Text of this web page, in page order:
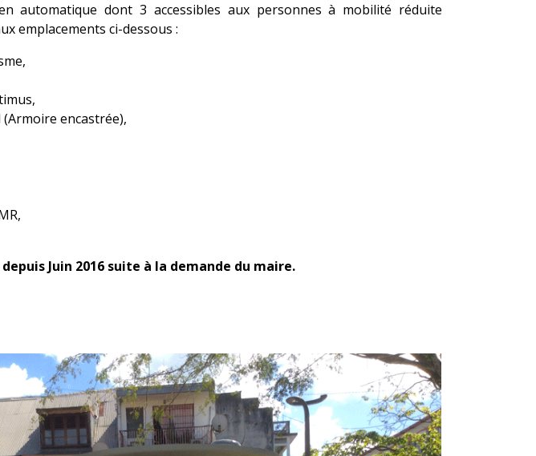
automatique dont 3 accessibles aux personnes à mobilité réduite
emplacements ci-dessous :
encastrée),
Juin 2016 suite à la demande du maire.